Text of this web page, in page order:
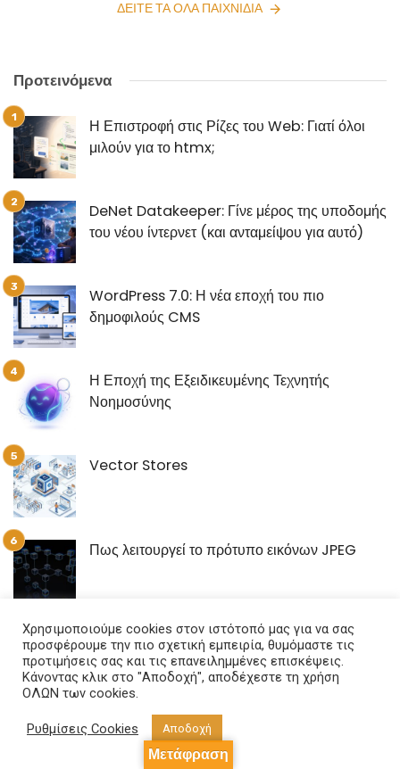
ΔΕΊΤΕ ΤΑ ΌΛΑ ΠΑΙΧΝΊΔΙΑ
Προτεινόμενα
Η Επιστροφή στις Ρίζες του Web: Γιατί όλοι
μιλούν για το htmx;
DeNet Datakeeper: Γίνε μέρος της υποδομής
του νέου ίντερνετ (και ανταμείψου για αυτό)
WordPress 7.0: Η νέα εποχή του πιο
δημοφιλούς CMS
Η Εποχή της Εξειδικευμένης Τεχνητής
Νοημοσύνης
Vector Stores
Πως λειτουργεί το πρότυπο εικόνων JPEG
Ετικέτες
ΑΣΦΑΛΕΙΑ
blockchain
Χρησιμοποιούμε cookies στον ιστότοπό μας για να σας
προσφέρουμε την πιο σχετική εμπειρία, θυμόμαστε τις
προτιμήσεις σας και τις επανειλημμένες επισκέψεις.
Κάνοντας κλικ στο "Αποδοχή", αποδέχεστε τη χρήση
ΟΛΩΝ των cookies.
Ρυθμίσεις Cookies Αποδοχή
Μετάφραση